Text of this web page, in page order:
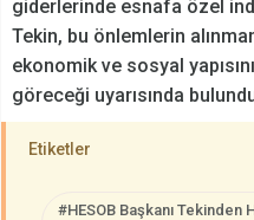
giderlerinde esnafa özel
Tekin, bu önlemlerin
ekonomik ve sosyal
göreceği uyarısında
Etiketler
#HESOB Başkanı Tekinden